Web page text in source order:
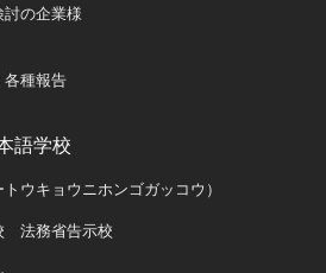
の企業様
各種報告
語学校
トウキョウニホンゴガッコウ）
法務省告示校